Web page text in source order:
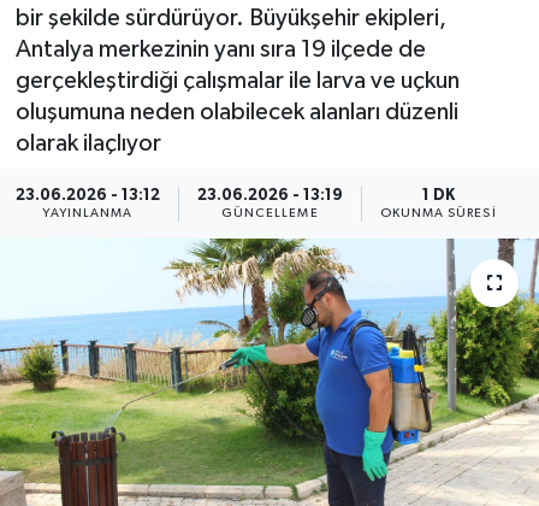
bir şekilde sürdürüyor. Büyükşehir ekipleri,
Antalya merkezinin yanı sıra 19 ilçede de
gerçekleştirdiği çalışmalar ile larva ve uçkun
oluşumuna neden olabilecek alanları düzenli
olarak ilaçlıyor
23.06.2026 - 13:12
YAYINLANMA
23.06.2026 - 13:19
GÜNCELLEME
1 DK
OKUNMA SÜRESI
KÜLTÜR - SANAT
SPOR
SİYASET
SAĞLIK
EĞİTİM
TURİZM
RÖPORTAJ
Tüm Manşetler
Son Dakika Haberleri
Haber Arşivi